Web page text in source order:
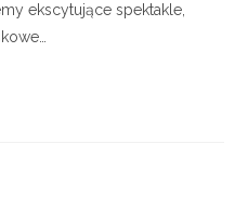
ekscytujące spektakle,